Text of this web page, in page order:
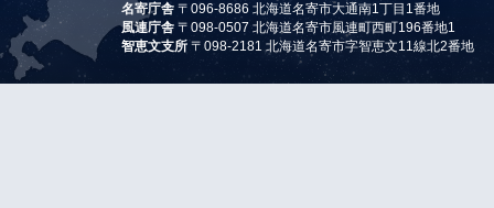
名寄庁舎 〒096-8686 北海道名寄市大通南1丁目1番地
風連庁舎 〒098-0507 北海道名寄市風連町西町196番地1
智恵文支所 〒098-2181 北海道名寄市字智恵文11線北2番地